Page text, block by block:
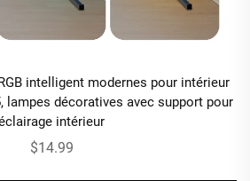
intelligent modernes pour intérieur
lampes décoratives avec support pour
intérieur
$14.99